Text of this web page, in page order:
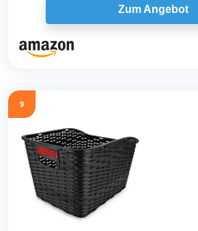
Zum Angebot
9